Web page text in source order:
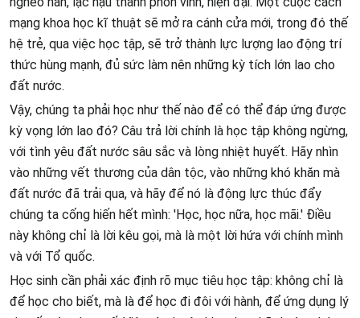
mạng khoa học kĩ thuật sẽ mở ra cánh cửa mới, trong đó thế
hệ trẻ, qua việc học tập, sẽ trở thành lực lượng lao động trí
thức hùng mạnh, đủ sức làm nên những kỳ tích lớn lao cho
đất nước.
Vậy, chúng ta phải học như thế nào để có thể đáp ứng được
kỳ vọng lớn lao đó? Câu trả lời chính là học tập không ngừng,
với tình yêu đất nước sâu sắc và lòng nhiệt huyết. Hãy nhìn
vào những vết thương của dân tộc, vào những khó khăn mà
đất nước đã trải qua, và hãy để nó là động lực thúc đẩy
chúng ta cống hiến hết mình: 'Học, học nữa, học mãi.' Điều
này không chỉ là lời kêu gọi, mà là một lời hứa với chính mình
và với Tổ quốc.
Học sinh cần phải xác định rõ mục tiêu học tập: không chỉ là
để học cho biết, mà là để học đi đôi với hành, để ứng dụng lý